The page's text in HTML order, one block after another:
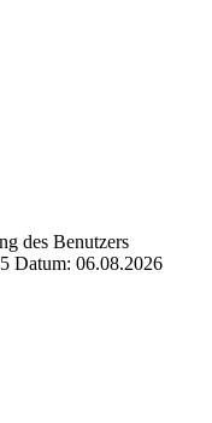
des Benutzers
Datum: 06.08.2026